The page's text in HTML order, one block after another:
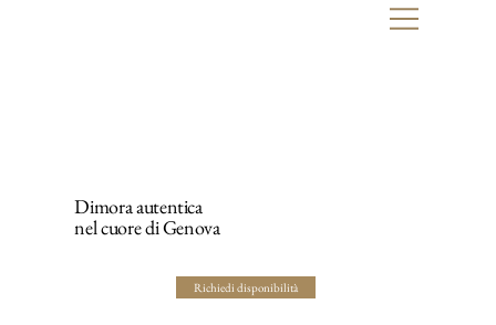
Dimora autentica
nel cuore di Genova
Richiedi disponibilità